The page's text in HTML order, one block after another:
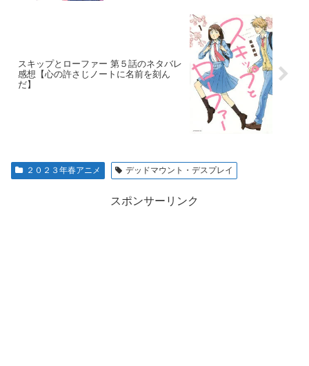
スキップとローファー 第５話のネタバレ
感想【心の許さじノートに名前を刻ん
だ】
２０２３年春アニメ デッドマウント・デスプレイ
スポンサーリンク